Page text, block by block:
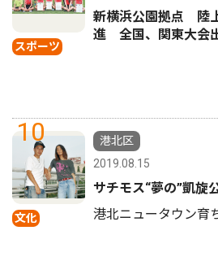
スポーツ
新横浜公園拠点 陸
進 全国、関東大会
10
文化
港北区
2019.08.15
サチモス“夢の”凱旋
港北ニュータウン育